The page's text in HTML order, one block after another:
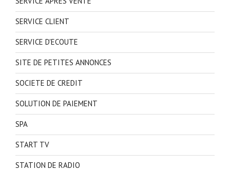
SERVICE CLIENT
SERVICE D'ECOUTE
SITE DE PETITES ANNONCES
SOCIETE DE CREDIT
SOLUTION DE PAIEMENT
SPA
START TV
STATION DE RADIO